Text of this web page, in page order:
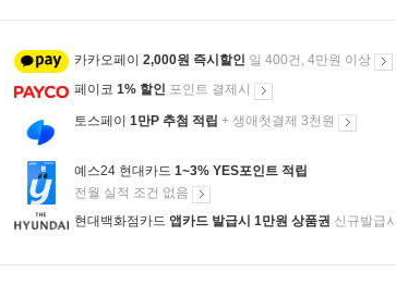
카카오페이 2,000원 즉시할인 일 400건, 4만원 이상
페이코 1% 할인 포인트 결제시
토스페이 1만P 추첨 적립 + 생애첫결제 3천원
예스24 현대카드 1~3% YES포인트 적립
전월 실적 조건 없음
현대백화점카드 앱카드 발급시 1만원 상품권 신규발급시